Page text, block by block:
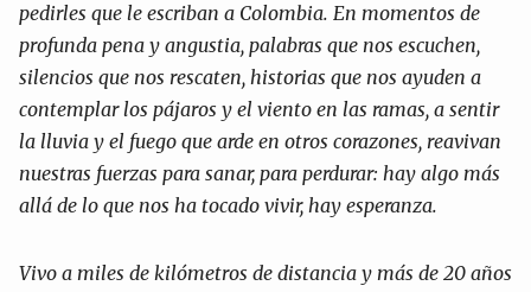
pedirles que le escriban a Colombia. En momentos de
profunda pena y angustia, palabras que nos escuchen,
silencios que nos rescaten, historias que nos ayuden a
contemplar los pájaros y el viento en las ramas, a sentir
la lluvia y el fuego que arde en otros corazones, reavivan
nuestras fuerzas para sanar, para perdurar: hay algo más
allá de lo que nos ha tocado vivir, hay esperanza.
Vivo a miles de kilómetros de distancia y más de 20 años